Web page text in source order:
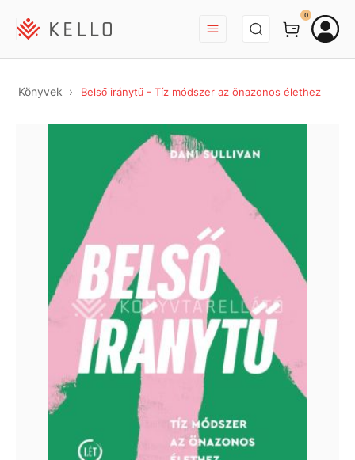
BEJELENTKEZÉS
0
Könyvek Belső iránytű - Tíz módszer az önazonos élethez